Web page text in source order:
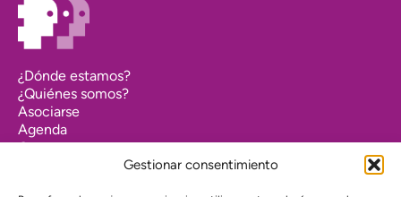
Gestionar consentimiento
¿Dónde estamos?
¿Quiénes somos?
Asociarse
Agenda
Contacto